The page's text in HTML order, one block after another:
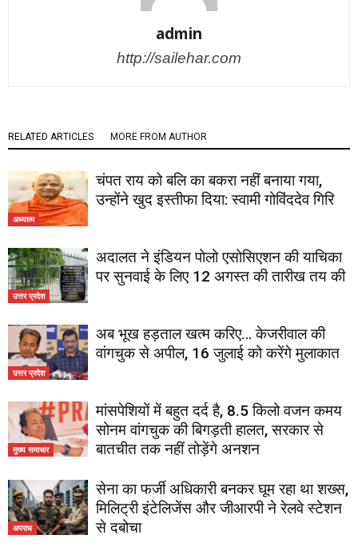
admin
http://sailehar.com
RELATED ARTICLES MORE FROM AUTHOR
अध्यात्म
चंपत राय को बलि का बकरा नहीं बनाया गया,
उन्होंने खुद इस्तीफा दिया: स्वामी गोविंददेव गिरि
उत्तर प्रदेश
अदालत ने इंडियन पोलो एसोसिएशन की याचिका
पर सुनवाई के लिए 12 अगस्त की तारीख तय की
उत्तर प्रदेश
अब भूख हड़ताल खत्म करिए… केजरीवाल की
वांगचुक से अपील, 16 जुलाई को करेंगे मुलाकात
मुख्य समाचार
मांसपेशियों में बहुत दर्द है, 8.5 किलो वजन कमय
सोनम वांगचुक की बिगड़ती हालत, सरकार से
बातचीत तक नहीं तोड़ेंगे अनशन
अपराध
सेना का फर्जी अधिकारी बनकर घूम रहा था शख्स,
मिलिट्री इंटेलिजेंस और जीआरपी ने रेलवे स्टेशन
से दबोचा